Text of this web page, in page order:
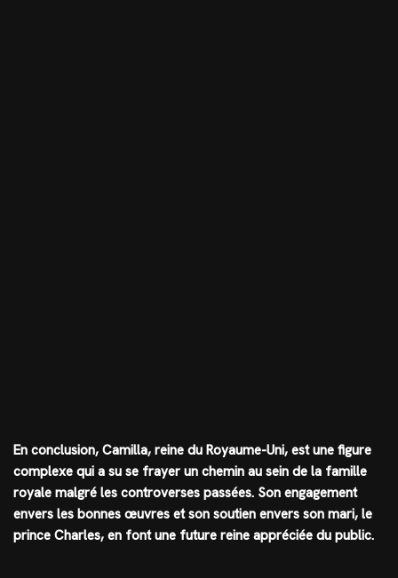
En conclusion, Camilla, reine du Royaume-Uni, est une figure
complexe qui a su se frayer un chemin au sein de la famille
royale malgré les controverses passées. Son engagement
envers les bonnes œuvres et son soutien envers son mari, le
prince Charles, en font une future reine appréciée du public.